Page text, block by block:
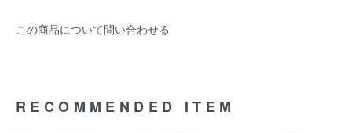
この商品について問い合わせる
RECOMMENDED ITEM